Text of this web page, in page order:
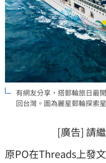
有網友分享，搭郵輪旅日最
回台灣。圖為麗星郵輪探索
[廣告] 請
原PO在Threads上發